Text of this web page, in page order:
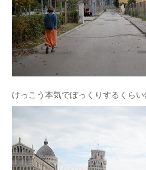
けっこう本気でぼっくりするくらい